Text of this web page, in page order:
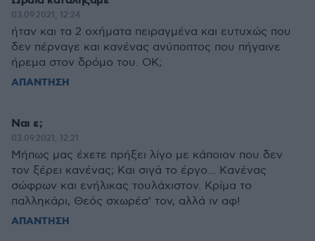
03.09.2021, 12:24
ήταν και τα 2 οχήματα πειραγμένα και ευτυχώς που
δεν πέρναγε και κανένας ανύποπτος που πήγαινε
ήρεμα στον δρόμο του. ΟΚ;
ΑΠΑΝΤΗΣΗ
Ναι ε;
03.09.2021, 12:21
Μήπως μας έχετε πρήξει λίγο με κάποιον που δεν
τον ξέρει κανένας; Και σιγά το έργο... Κανένας
σώφρων και ενήλικας τουλάχιστον. Κρίμα το
παλληκάρι, Θεός σχωρέσ' τον, αλλά ιν αφ!
ΑΠΑΝΤΗΣΗ